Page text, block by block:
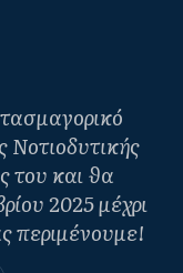
Νοτιοδυτικής
του και θα
2025 μέχρι
περιμένουμε!